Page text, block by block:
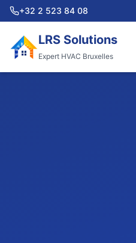
+32 2 523 84 08
LRS Solutions
Expert HVAC Bruxelles